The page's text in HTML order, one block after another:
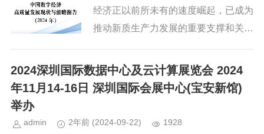
经济正以前所未有的速度崛起，已成为
推动新质生产力发展的重要支撑和关键
围之广、影响程度之深前所未有。从5
G网络的普及到工业互联网的广泛...
2024深圳国际数据中心及云计算展览会 2024
年11月14-16日 深圳国际会展中心(宝安新馆)
举办
admin 2年前 (2024-09-22) 1928